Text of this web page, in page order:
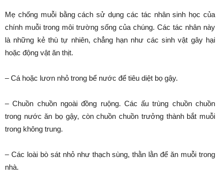
Mẹ chống muỗi bằng cách sử dụng các tác nhân sinh học của
chính muỗi trong môi trường sống của chúng. Các tác nhân này
là những kẻ thù tự nhiên, chẳng hạn như các sinh vật gây hại
hoặc động vật ăn thịt.
– Cá hoặc lươn nhỏ trong bể nước để tiêu diệt bọ gậy.
– Chuồn chuồn ngoài đồng ruộng. Các ấu trùng chuồn chuồn
trong nước ăn bọ gậy, còn chuồn chuồn trưởng thành bắt muỗi
trong không trung.
– Các loài bò sát nhỏ như thạch sùng, thằn lằn để ăn muỗi trong
nhà.